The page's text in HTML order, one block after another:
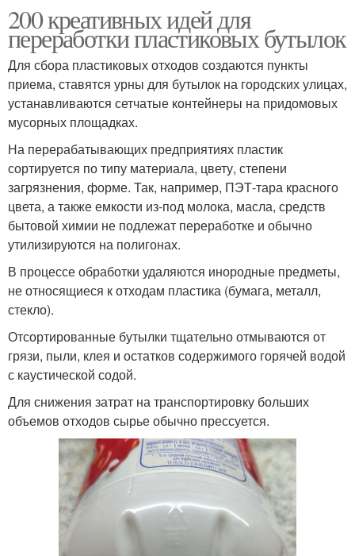
200 креативных идей для
переработки пластиковых бутылок
Для сбора пластиковых отходов создаются пункты
приема, ставятся урны для бутылок на городских улицах,
устанавливаются сетчатые контейнеры на придомовых
мусорных площадках.
На перерабатывающих предприятиях пластик
сортируется по типу материала, цвету, степени
загрязнения, форме. Так, например, ПЭТ-тара красного
цвета, а также емкости из-под молока, масла, средств
бытовой химии не подлежат переработке и обычно
утилизируются на полигонах.
В процессе обработки удаляются инородные предметы,
не относящиеся к отходам пластика (бумага, металл,
стекло).
Отсортированные бутылки тщательно отмываются от
грязи, пыли, клея и остатков содержимого горячей водой
с каустической содой.
Для снижения затрат на транспортировку больших
объемов отходов сырье обычно прессуется.